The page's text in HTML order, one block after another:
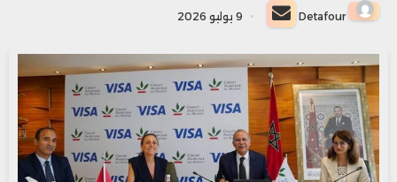
Detafour
أرسل
بريدا
إلكترونيا
9 يوليو 2026